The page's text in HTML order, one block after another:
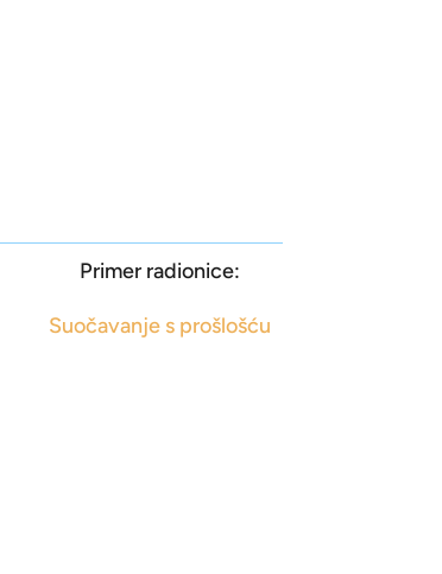
Primer radionice:
Suočavanje s prošlošću